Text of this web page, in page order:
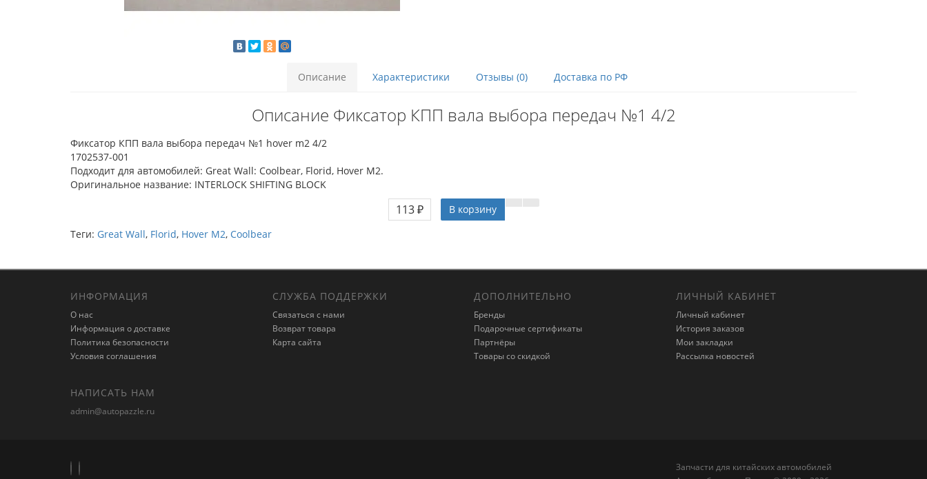
Описание Характеристики Отзывы (0) Доставка по РФ
Описание Фиксатор КПП вала выбора передач №1 4/2
Фиксатор КПП вала выбора передач №1 hover m2 4/2
1702537-001
Подходит для автомобилей: Great Wall: Coolbear, Florid, Hover M2.
Оригинальное название: INTERLOCK SHIFTING BLOCK
113 ₽
В корзину
Теги: Great Wall, Florid, Hover M2, Coolbear
ИНФОРМАЦИЯ
О нас
Информация о доставке
Политика безопасности
Условия соглашения
СЛУЖБА ПОДДЕРЖКИ
Связаться с нами
Возврат товара
Карта сайта
ДОПОЛНИТЕЛЬНО
Бренды
Подарочные сертификаты
Партнёры
Товары со скидкой
ЛИЧНЫЙ КАБИНЕТ
Личный кабинет
История заказов
Мои закладки
Рассылка новостей
НАПИСАТЬ НАМ
admin@autopazzle.ru
Запчасти для китайских автомобилей